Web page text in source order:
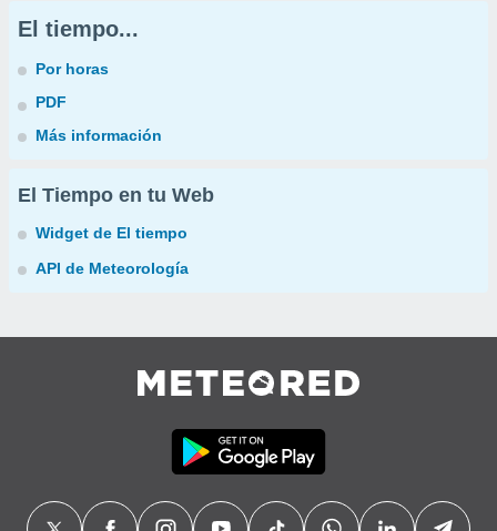
El tiempo...
Por horas
PDF
Más información
El Tiempo en tu Web
Widget de El tiempo
API de Meteorología